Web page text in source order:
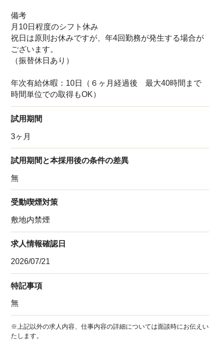
備考
月10日程度のシフト休み
祝日は原則お休みですが、年4回勤務が発生する場合が
ございます。
（振替休日あり）
年次有給休暇：10日（６ヶ月経過後 最大40時間まで
時間単位での取得もOK）
試用期間
3ヶ月
試用期間と本採用後の条件の差異
無
受動喫煙対策
敷地内禁煙
求人情報確認日
2026/07/21
特記事項
無
※上記以外の求人内容、仕事内容の詳細については面談時にお伝えい
たします。